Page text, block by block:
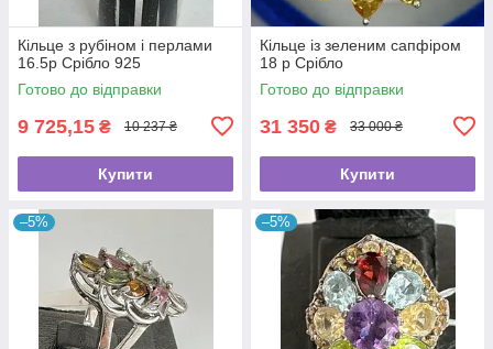
Кільце з рубіном і перлами
16.5p Срібло 925
Готово до відправки
9 725,15 ₴ 10 237 ₴
Купити
Кільце із зеленим сапфіром
18 р Срібло
Готово до відправки
31 350 ₴ 33 000 ₴
Купити
–5% –5%